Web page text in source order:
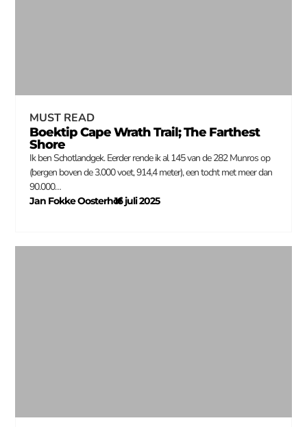
MUST READ
Boektip Cape Wrath Trail; The Farthest
Shore
Ik ben Schotlandgek. Eerder rende ik al 145 van de 282 Munros op
(bergen boven de 3.000 voet, 914,4 meter), een tocht met meer dan
90.000…
Jan Fokke Oosterhof
–
16 juli 2025